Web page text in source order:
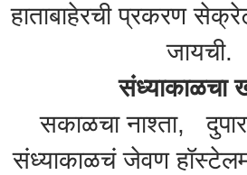
हाताबाहेरची प्रकरण
जायची.
संध्याकाळचा
सकाळचा नाश्ता,
संध्याकाळचं जेवण